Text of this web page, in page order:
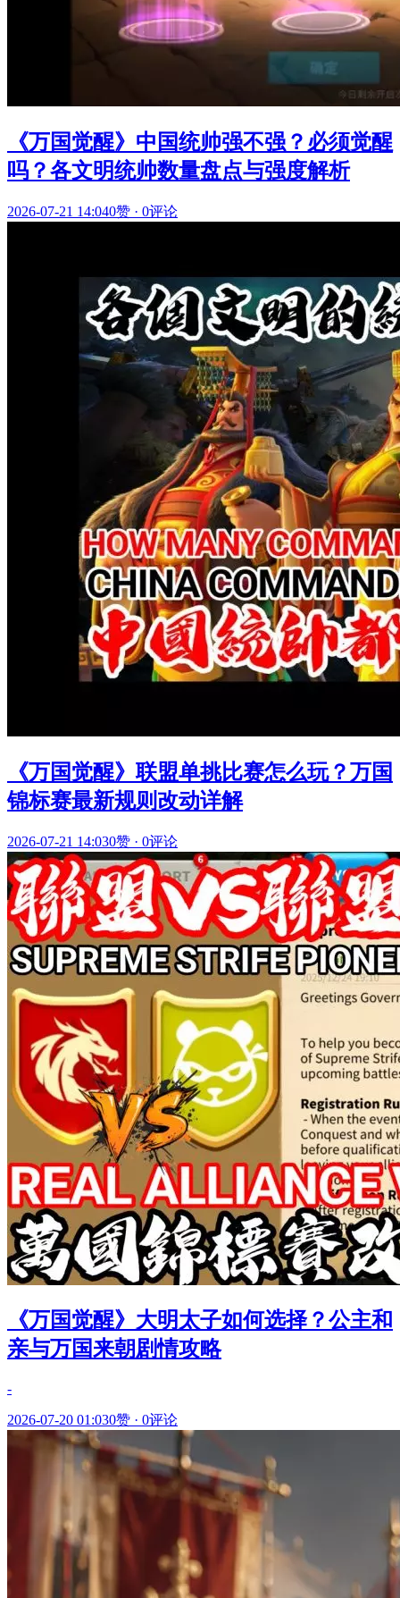
《万国觉醒》中国统帅强不强？必须觉醒
吗？各文明统帅数量盘点与强度解析
2026-07-21 14:040赞 · 0评论
《万国觉醒》联盟单挑比赛怎么玩？万国
锦标赛最新规则改动详解
2026-07-21 14:030赞 · 0评论
《万国觉醒》大明太子如何选择？公主和
亲与万国来朝剧情攻略
-
2026-07-20 01:030赞 · 0评论